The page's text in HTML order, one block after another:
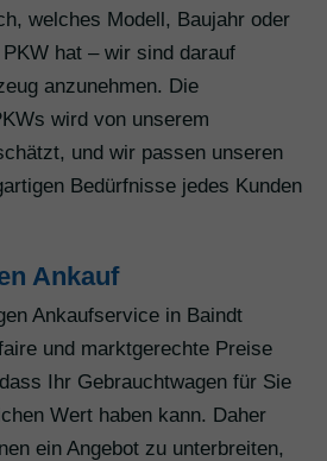
welches Modell, Baujahr oder
hat – wir sind darauf
anzunehmen. Die
wird von unserem
und wir passen unseren
Bedürfnisse jedes Kunden
Ankauf
Ankaufservice in Baindt
und marktgerechte Preise
Ihr Gebrauchtwagen für Sie
Wert haben kann. Daher
ein Angebot zu unterbreiten,